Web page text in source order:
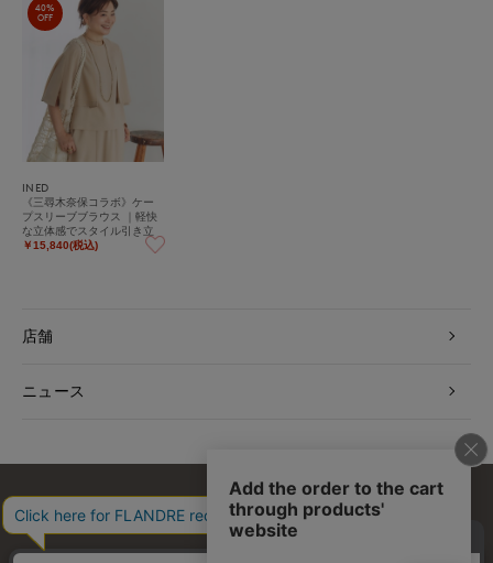
40%
OFF
INED
《三尋木奈保コラボ》ケー
プスリーブブラウス ｜軽快
な立体感でスタイル引き立
つ、贅沢セットアップ
￥15,840(税込)
店舗
ニュース